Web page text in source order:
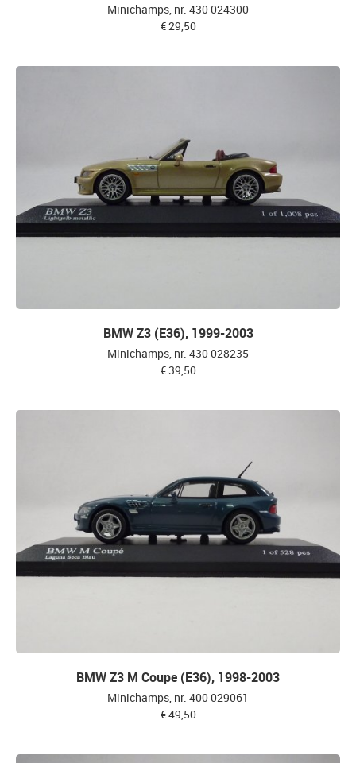
Minichamps, nr. 430 024300
€ 29,50
BMW Z3 (E36), 1999-2003
Minichamps, nr. 430 028235
€ 39,50
BMW Z3 M Coupe (E36), 1998-2003
Minichamps, nr. 400 029061
€ 49,50